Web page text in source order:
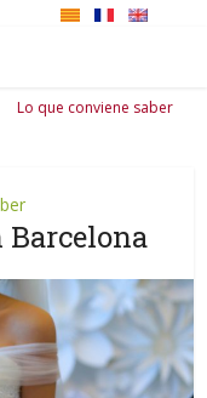
Lo que conviene saber
Barcelona